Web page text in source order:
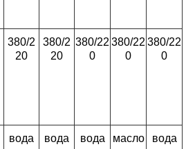
380/2
20
380/2
20
380/22
0
380/22
0
380/22
0
вода вода вода масло вода